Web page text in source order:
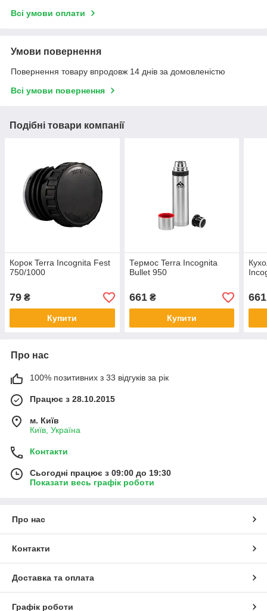
Всі умови оплати
Умови повернення
Повернення товару впродовж 14 днів за домовленістю
Всі умови повернення
Подібні товари компанії
Корок Terra Incognita Fest
750/1000
79 ₴
Купити
Термос Terra Incognita
Bullet 950
661₴
Купити
661
Про нас
100% позитивних з 33 відгуків за рік
Працює з 28.10.2015
м. Київ
Київ, Україна
Контакти
Сьогодні працює з 09:00 до 19:30
Показати весь графік роботи
Про нас
Контакти
Доставка та оплата
Графік роботи